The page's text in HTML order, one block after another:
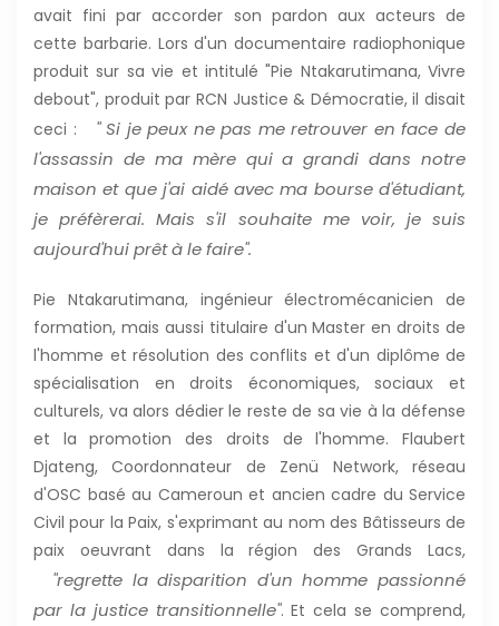
avait fini par accorder son pardon aux acteurs de
cette barbarie. Lors d'un documentaire radiophonique
produit sur sa vie et intitulé"Pie Ntakarutimana, Vivre
debout", produit par RCN Justice & Démocratie, il disait
ceci :
" Si je peux ne pas me retrouver en face de
l'assassin de ma mère qui a grandi dans notre
maison et que j'ai aidé avec ma bourse d'étudiant,
je préfèrerai. Mais s'il souhaite me voir, je suis
aujourd'hui prêt à le faire".
Pie Ntakarutimana, ingénieur électromécanicien de
formation, mais aussi titulaire d'un Master en droits de
l'homme et résolution des conflits et d'un diplôme de
spécialisation en droits économiques, sociaux et
culturels, va alors dédier le reste de sa vie à la défense
et la promotion des droits de l'homme. Flaubert
Djateng, Coordonnateur de Zenü Network, réseau
d'OSC basé au Cameroun et ancien cadre du Service
Civil pour la Paix, s'exprimant au nom des Bâtisseurs de
paix oeuvrant dans la région des Grands Lacs,
"regrette la disparition d'un homme passionné
par la justice transitionnelle". Et cela se comprend,